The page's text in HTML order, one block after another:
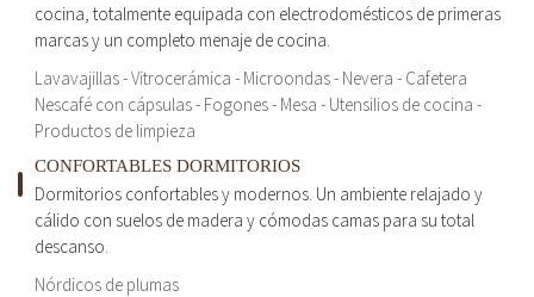
cocina, totalmente equipada con electrodomésticos de primeras
marcas y un completo menaje de cocina.
Lavavajillas - Vitrocerámica - Microondas - Nevera - Cafetera
Nescafé con cápsulas - Fogones - Mesa - Utensilios de cocina -
Productos de limpieza
CONFORTABLES DORMITORIOS
Dormitorios confortables y modernos. Un ambiente relajado y
cálido con suelos de madera y cómodas camas para su total
descanso.
Nórdicos de plumas